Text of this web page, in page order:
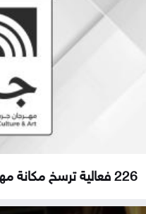
226 فعالية ترسخ مكانة مهرجان جرش منصة...